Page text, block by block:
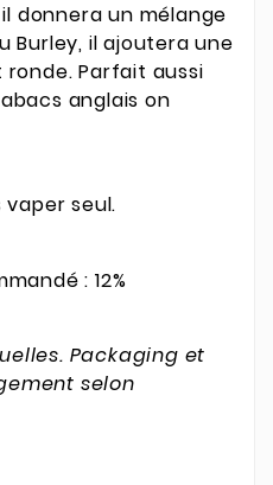
donnera un mélange
Burley, il ajoutera une
Parfait aussi
anglais on
seul.
: 12%
Packaging et
selon